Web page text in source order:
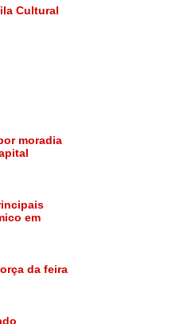
Cultural
moradia
em
da feira